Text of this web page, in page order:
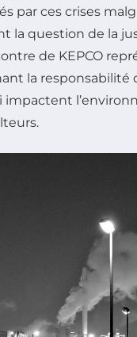
par ces crises
la question de la
de KEPCO
la responsabilité